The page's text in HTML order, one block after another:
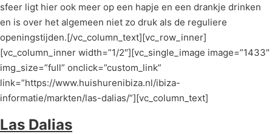
sfeer ligt hier ook meer op een hapje en een drankje drinken
en is over het algemeen niet zo druk als de reguliere
openingstijden.[/vc_column_text][vc_row_inner]
[vc_column_inner width=”1/2″][vc_single_image image=”1433″
img_size=”full” onclick=”custom_link”
link=”https://www.huishurenibiza.nl/ibiza-
informatie/markten/las-dalias/”][vc_column_text]
Las Dalias